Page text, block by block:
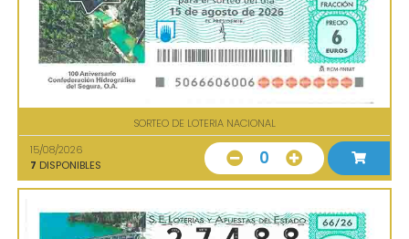
SORTEO DE LOTERIA NACIONAL
15/08/2026
7 DISPONIBLES 0